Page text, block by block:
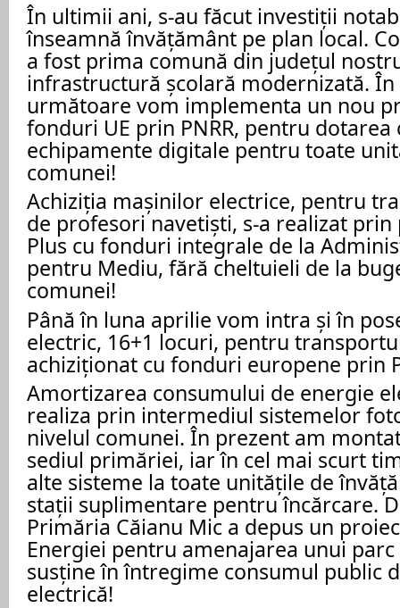
În ultimii ani, s-au făcut investiții
înseamnă învățământ pe plan local.
a fost prima comună din județul
infrastructură școlară modernizată.
următoare vom implementa un nou
fonduri UE prin PNRR, pentru
echipamente digitale pentru toate
comunei!
Achiziția mașinilor electrice, pentru
de profesori navetiști, s-a realizat
Plus cu fonduri integrale de la
pentru Mediu, fără cheltuieli de la
comunei!
Până în luna aprilie vom intra și în
electric, 16+1 locuri, pentru
achiziționat cu fonduri europene prin
Amortizarea consumului de energie
realiza prin intermediul sistemelor
nivelul comunei. În prezent am
sediul primăriei, iar în cel mai scurt
alte sisteme la toate unitățile de
stații suplimentare pentru încărcare.
Primăria Căianu Mic a depus un
Energiei pentru amenajarea unui
susține în întregime consumul public
electrică!